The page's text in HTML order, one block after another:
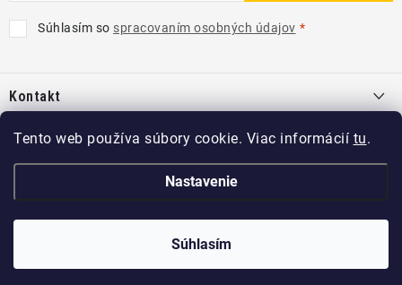
Tento web používa súbory cookie. Viac informácií tu.
Nastavenie
Súhlasím
Súhlasím so spracovaním osobných údajov
pKontakt
info @ kcshop.sk
+421 918 725 111
Kategórie
O nás
KCshop.sk. Všetky práva vyhradené.